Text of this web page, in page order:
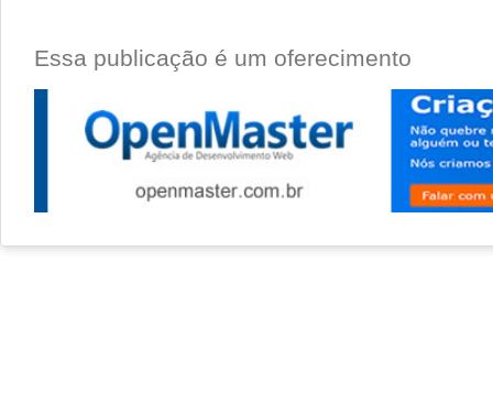
Essa publicação é um oferecimento